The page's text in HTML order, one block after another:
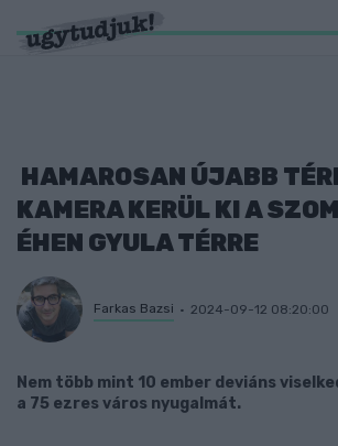
HAMAROSAN ÚJABB
KAMERA KERÜL KI A
ÉHEN GYULA TÉRRE
Farkas Bazsi 2024-09-12 08:20:00
Nem több mint 10 ember deviáns
a 75 ezres város nyugalmát.